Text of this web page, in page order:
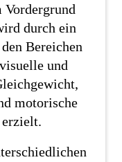
durch ein
Bereichen
und
motorische
erzielt.